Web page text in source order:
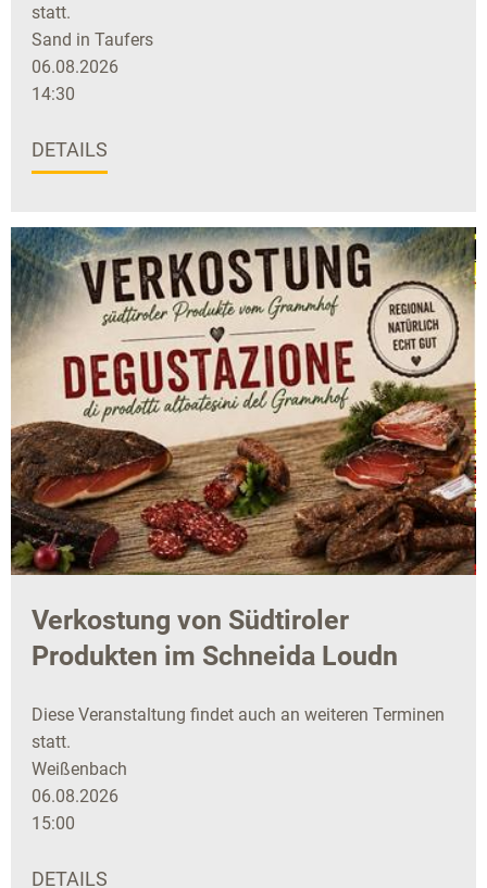
statt.
Sand in Taufers
06.08.2026
14:30
DETAILS
Verkostung von Südtiroler
Produkten im Schneida Loudn
Diese Veranstaltung findet auch an weiteren Terminen
statt.
Weißenbach
06.08.2026
15:00
DETAILS